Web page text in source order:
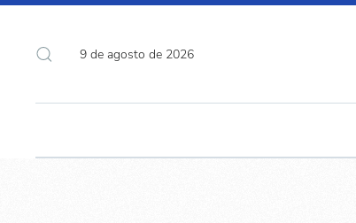
9 de agosto de 2026